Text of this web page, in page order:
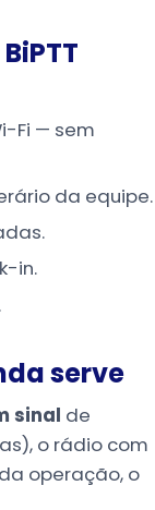
Fi — sem
da equipe.
in.
serve
sinal de
o rádio com
operação, o